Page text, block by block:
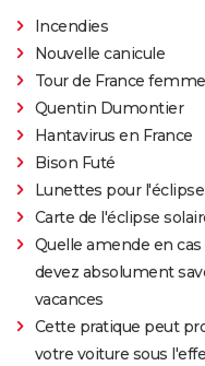
Incendies
Nouvelle canicule
Tour de France
Quentin Dumontier
Hantavirus en France
Bison Futé
Lunettes pour l'éclipse
Carte de l'éclipse
Quelle amende en cas
devez absolument
vacances
Cette pratique peut
votre voiture sous